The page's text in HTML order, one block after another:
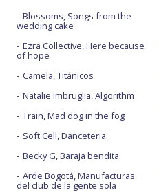
Blossoms, Songs from the
wedding cake
Ezra Collective, Here because
of hope
Camela, Titánicos
Natalie Imbruglia, Algorithm
Train, Mad dog in the fog
Soft Cell, Danceteria
Becky G, Baraja bendita
Arde Bogotá, Manufacturas
del club de la gente sola